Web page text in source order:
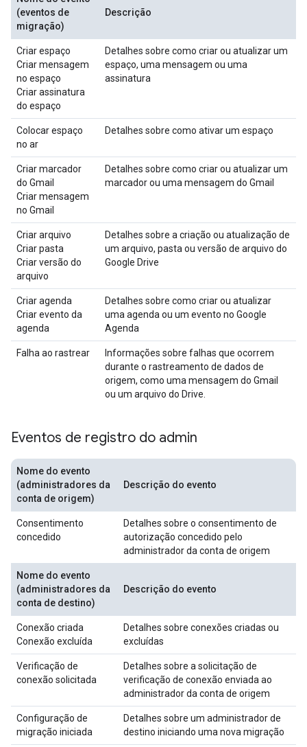
(eventos de
migração)
Descrição
Criar espaço
Criar mensagem
no espaço
Criar assinatura
do espaço
Detalhes sobre como criar ou atualizar um
espaço, uma mensagem ou uma
assinatura
Colocar espaço
no ar
Detalhes sobre como ativar um espaço
Criar marcador
do Gmail
Criar mensagem
no Gmail
Detalhes sobre como criar ou atualizar um
marcador ou uma mensagem do Gmail
Criar arquivo
Criar pasta
Criar versão do
arquivo
Detalhes sobre a criação ou atualização de
um arquivo, pasta ou versão de arquivo do
Google Drive
Criar agenda
Criar evento da
agenda
Detalhes sobre como criar ou atualizar
uma agenda ou um evento no Google
Agenda
Falha ao rastrear
Informações sobre falhas que ocorrem
durante o rastreamento de dados de
origem, como uma mensagem do Gmail
ou um arquivo do Drive.
Eventos de registro do admin
Nome do evento
(administradores da
conta de origem)
Descrição do evento
Consentimento
concedido
Detalhes sobre o consentimento de
autorização concedido pelo
administrador da conta de origem
Nome do evento
(administradores da
conta de destino)
Descrição do evento
Conexão criada
Conexão excluída
Detalhes sobre conexões criadas ou
excluídas
Verificação de
conexão solicitada
Detalhes sobre a solicitação de
verificação de conexão enviada ao
administrador da conta de origem
Configuração de
migração iniciada
Detalhes sobre um administrador de
destino iniciando uma nova migração